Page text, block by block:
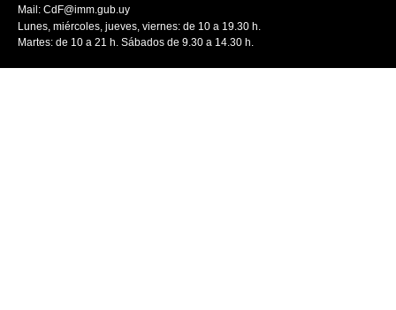
Mail: CdF@imm.gub.uy
Lunes, miércoles, jueves, viernes: de 10 a 19.30 h.
Martes: de 10 a 21 h. Sábados de 9.30 a 14.30 h.